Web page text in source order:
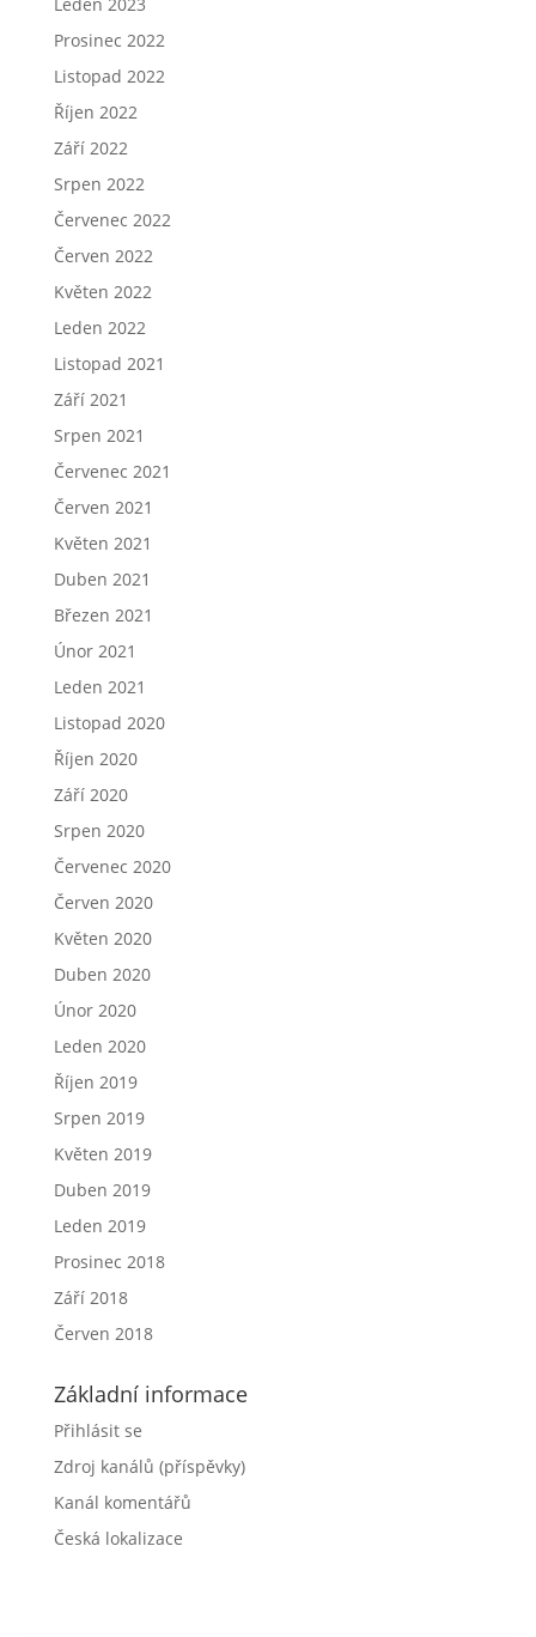
Prosinec 2022
Listopad 2022
Říjen 2022
Září 2022
Srpen 2022
Červenec 2022
Červen 2022
Květen 2022
Leden 2022
Listopad 2021
Září 2021
Srpen 2021
Červenec 2021
Červen 2021
Květen 2021
Duben 2021
Březen 2021
Únor 2021
Leden 2021
Listopad 2020
Říjen 2020
Září 2020
Srpen 2020
Červenec 2020
Červen 2020
Květen 2020
Duben 2020
Únor 2020
Leden 2020
Říjen 2019
Srpen 2019
Květen 2019
Duben 2019
Leden 2019
Prosinec 2018
Září 2018
Červen 2018
Základní informace
Přihlásit se
Zdroj kanálů (příspěvky)
Kanál komentářů
Česká lokalizace